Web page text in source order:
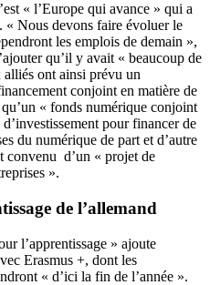
« l’Europe qui avance » qui a
« Nous devons faire évoluer le
les emplois de demain »,
qu’il y avait « beaucoup de
ont ainsi prévu un
conjoint en matière de
« fonds numérique conjoint
pour financer de
du numérique de part et d’autre
convenu d’un « projet de
».
de l’allemand
l’apprentissage » ajoute
Erasmus +, dont les
« d’ici la fin de l’année ».